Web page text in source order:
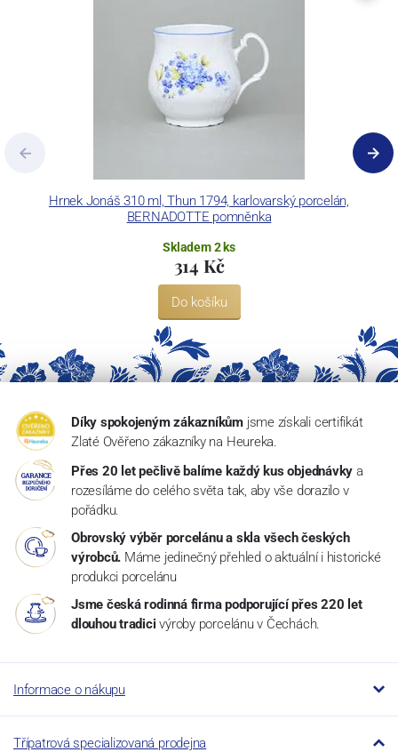
Concordia Lesov používá ochrannou známku LC a Thun Hotel &
Hrnek Jonáš 310 ml, Thun 1794, karlovarský porcelán,
BERNADOTTE pomněnka
Skladem 2 ks
314 Kč
Do košíku
Díky spokojeným zákazníkům jsme získali certifikát
Zlaté Ověřeno zákazníky na Heureka.
Přes 20 let pečlivě balíme každý kus objednávky a
rozesíláme do celého světa tak, aby vše dorazilo v
pořádku.
Obrovský výběr porcelánu a skla všech českých
výrobců. Máme jedinečný přehled o aktuální i historické
produkci porcelánu
Jsme česká rodinná firma podporující přes 220 let
dlouhou tradici výroby porcelánu v Čechách.
Informace o nákupu
Třípatrová specializovaná prodejna